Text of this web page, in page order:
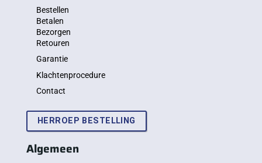
Bestellen
Betalen
Bezorgen
Retouren
Garantie
Klachtenprocedure
Contact
HERROEP BESTELLING
Algemeen